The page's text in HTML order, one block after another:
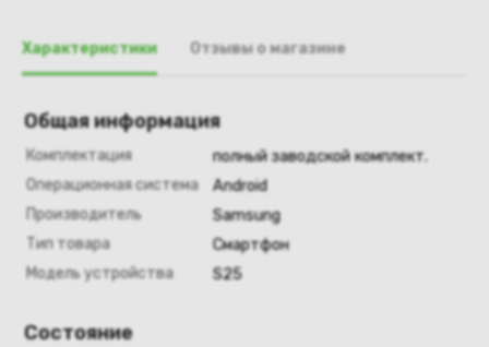
Характеристики Отзывы о магазине
Общая информация
Комплектация
полный заводской комплект.
Операционная система
Android
Производитель
Samsung
Тип товара
Смартфон
Модель устройства
S25
Состояние